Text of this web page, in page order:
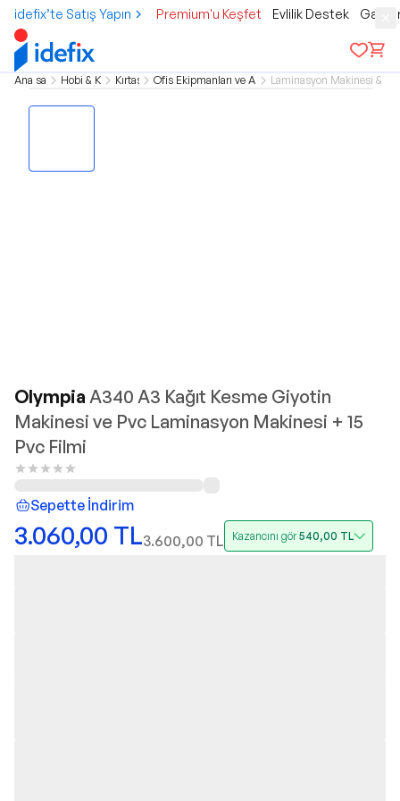
idefix’te Satış Yapın Premium'u Keşfet Evlilik Destek
Ana sayfa Hobi & KültürKırtasiyeOfis Ekipmanları ve AksesuarlarıLaminasyon Makinesi &
Olympia A340 A3 Kağıt Kesme Giyotin
Makinesi ve Pvc Laminasyon Makinesi + 15
Pvc Filmi
Sepette İndirim
3.060,00 TL3.600,00 TL Kazancını gör540,00 TL